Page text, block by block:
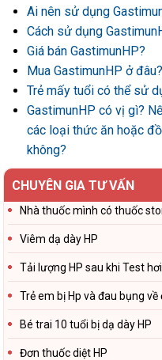
Ai nên sử dụng
Cách sử dụng
Giá bán GastimunHP?
Mua GastimunHP ở đâu?
Trẻ mấy tuổi có thể sử
GastimunHP có vị gì?
các loại thức ăn hoặc
không?
CHUYÊN GIA TƯ VẤN
Nhà thuốc mình có thuốc
Viêm dạ dày HP
Tải lượng HP sau khi Test
Trẻ em bị Hp và đau bụng về
Bé trai 10 tuổi bị dạ dày HP
Đơn thuốc diệt HP